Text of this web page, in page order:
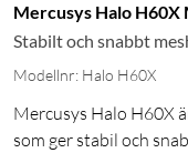
Mercusys Halo
Stabilt och snabbt
Modellnr: Halo H60X
Mercusys Halo H60X
som ger stabil och